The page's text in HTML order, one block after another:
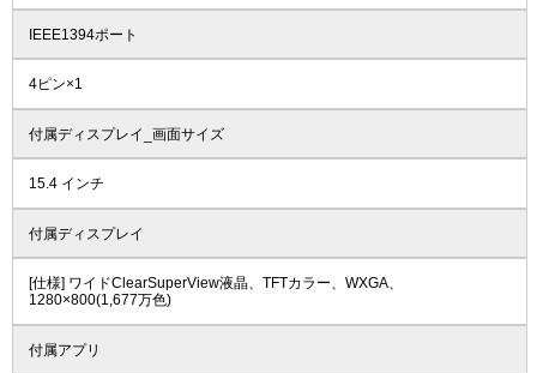
IEEE1394ポート
4ピン×1
付属ディスプレイ_画面サイズ
15.4 インチ
付属ディスプレイ
[仕様] ワイドClearSuperView液晶、TFTカラー、WXGA、
1280×800(1,677万色)
付属アプリ